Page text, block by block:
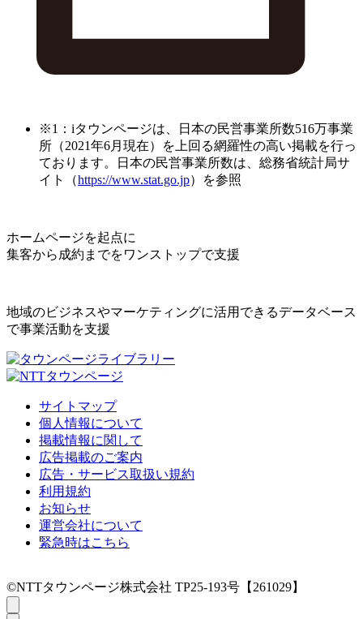
※1：iタウンページは、日本の民営事業所数516万事業
所（2021年6月現在）を上回る網羅性の高い掲載を行っ
ております。日本の民営事業所数は、総務省統計局サ
イト（https://www.stat.go.jp）を参照
ホームページを起点に
集客から成約までをワンストップで支援
地域のビジネスやマーケティングに活用できるデータベース
で事業活動を支援
サイトマップ
個人情報について
掲載情報に関して
広告掲載のご案内
広告・サービス取扱い規約
利用規約
お知らせ
運営会社について
緊急時はこちら
©NTTタウンページ株式会社 TP25-193号【261029】